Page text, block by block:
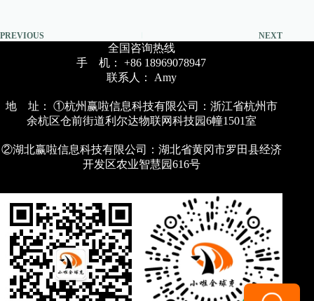
PREVIOUS NEXT
全国咨询热线
手 机： +86 18969078947
联系人： Amy
地 址： ①杭州赢啦信息科技有限公司：浙江省杭州市
余杭区仓前街道利尔达物联网科技园6幢1501室
②湖北赢啦信息科技有限公司：湖北省黄冈市罗田县经济
开发区农业智慧园616号